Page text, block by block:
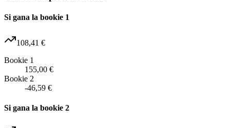
Si gana la bookie 1
108,41 €
Bookie 1
155,00 €
Bookie 2
-46,59 €
Si gana la bookie 2